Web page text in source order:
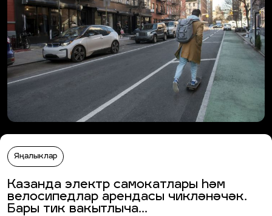
Яңалыклар
Казанда электр самокатлары һәм
велосипедлар арендасы чикләнәчәк.
Бары тик вакытлыча...